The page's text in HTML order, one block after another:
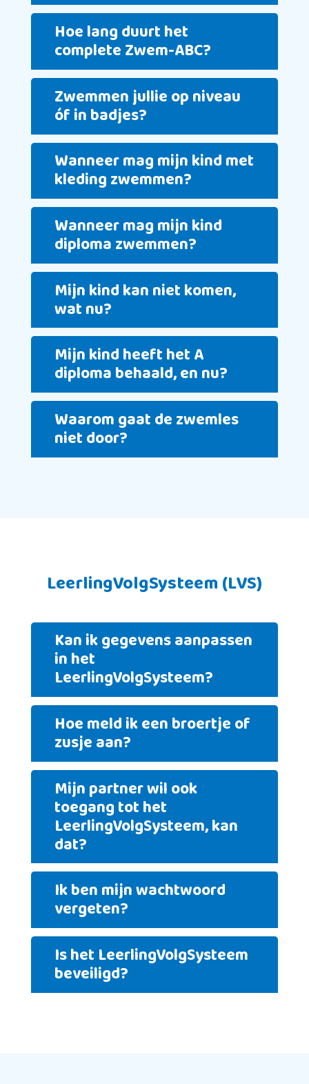
Hoe lang duurt het
complete Zwem-ABC?
Zwemmen jullie op niveau
óf in badjes?
Wanneer mag mijn kind met
kleding zwemmen?
Wanneer mag mijn kind
diploma zwemmen?
Mijn kind kan niet komen,
wat nu?
Mijn kind heeft het A
diploma behaald, en nu?
Waarom gaat de zwemles
niet door?
LeerlingVolgSysteem (LVS)
Kan ik gegevens aanpassen
in het
LeerlingVolgSysteem?
Hoe meld ik een broertje of
zusje aan?
Mijn partner wil ook
toegang tot het
LeerlingVolgSysteem, kan
dat?
Ik ben mijn wachtwoord
vergeten?
Is het LeerlingVolgSysteem
beveiligd?